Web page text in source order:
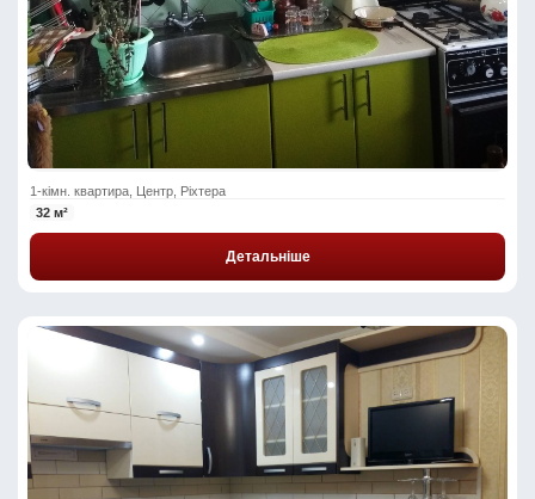
1-кімн. квартира, Центр, Ріхтера
32 м²
Детальніше